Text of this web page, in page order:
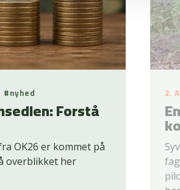
#nyhed
Forstå
OK26 er kommet på
overblikket her
2.